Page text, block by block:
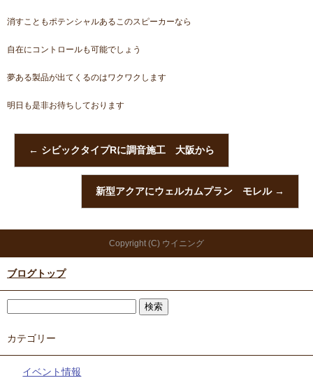
消すこともポテンシャルあるこのスピーカーなら
自在にコントロールも可能でしょう
夢ある製品が出てくるのはワクワクします
明日も是非お待ちしております
← シビックタイプRに調音施工 大阪から
新型アクアにウェルカムプラン モレル →
Copyright (C) ウイニング
ブログトップ
カテゴリー
イベント情報